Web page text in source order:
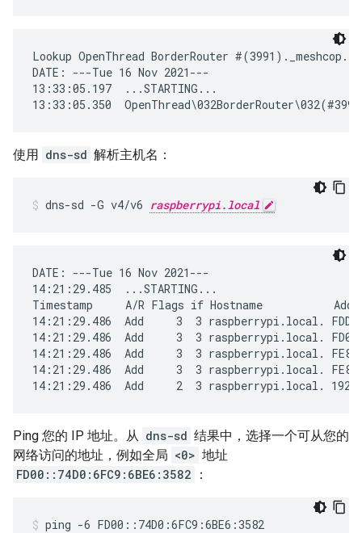
Lookup OpenThread BorderRouter
DATE: ---Tue 16 Nov 2021---
13:33:05.197  ...STARTING...
使用 dns-sd 解析主机名：
dns-sd -G v4/v6 raspberrypi.local
DATE: ---Tue 16 Nov 2021---
14:21:29.485  ...STARTING...
Timestamp     A/R Flags if Hostname
14:21:29.486  Add     3  3 raspberrypi.local.
14:21:29.486  Add     3  3 raspberrypi.local.
14:21:29.486  Add     3  3 raspberrypi.local.
14:21:29.486  Add     3  3 raspberrypi.local.
Ping 您的 IP 地址。从 dns-sd 结果中，选择一个可从您的
网络访问的地址，例如全局 <0> 地址
FD00::74D0:6FC9:6BE6:3582
：
ping -6 FD00::74D0:6FC9:6BE6:3582